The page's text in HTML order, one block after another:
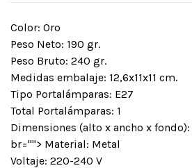
Color: Oro
Peso Neto: 190 gr.
Peso Bruto: 240 gr.
Medidas embalaje: 12,6x11x11 cm.
Tipo Portalámparas: E27
Total Portalámparas: 1
Dimensiones (alto x ancho x
br=""> Material: Metal
Voltaje: 220-240 V